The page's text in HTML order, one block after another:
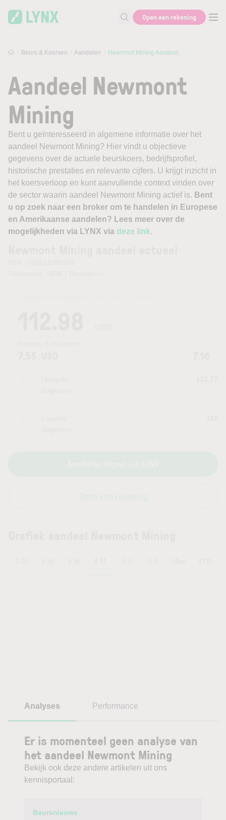
Zoek naar informatie
Open een rekening
Beurs & Koersen Aandelen Newmont Mining Aandeel
Aandeel Newmont
Mining
Bent u geïnteresseerd in algemene informatie over het
aandeel Newmont Mining? Hier vindt u objectieve
gegevens over de actuele beurskoers, bedrijfsprofiel,
historische prestaties en relevante cijfers. U krijgt inzicht in
het koersverloop en kunt aanvullende context vinden over
de sector waarin aandeel Newmont Mining actief is. Bent
u op zoek naar een broker om te handelen in Europese
en Amerikaanse aandelen? Lees meer over de
mogelijkheden via LYNX via deze link.
Analyses Performance
Er is momenteel geen analyse van
het aandeel Newmont Mining
Bekijk ook deze andere artikelen uit ons
kennisportaal:
Category
Beursnieuws